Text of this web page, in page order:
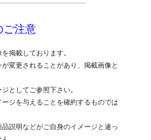
ご注意
掲載しております。
変更されることがあり、掲載画像と
としてご参照下さい。
ジを与えることを確約するものでは
説明などがご自身のイメージと違っ